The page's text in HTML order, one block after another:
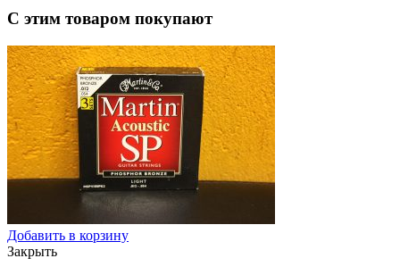
С этим товаром покупают
Добавить в корзину
Закрыть